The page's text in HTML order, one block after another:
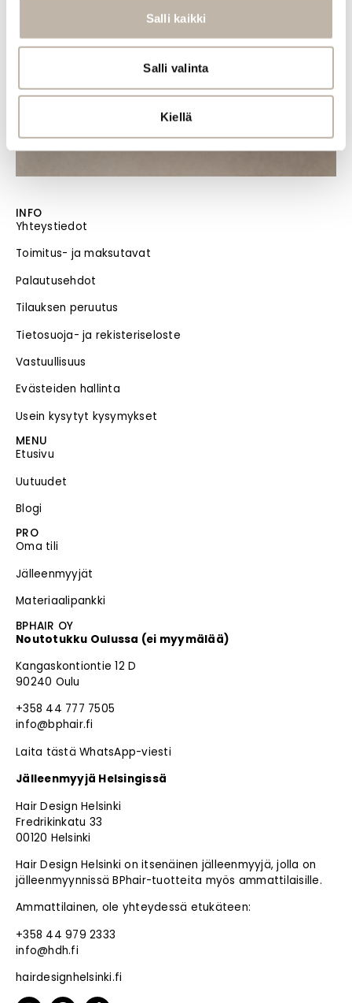
Salli kaikki
Salli valinta
Kiellä
INFO
Yhteystiedot
Toimitus- ja maksutavat
Palautusehdot
Tilauksen peruutus
Tietosuoja- ja rekisteriseloste
Vastuullisuus
Evästeiden hallinta
Usein kysytyt kysymykset
MENU
Etusivu
Uutuudet
Blogi
PRO
Oma tili
Jälleenmyyjät
Materiaalipankki
BPHAIR OY
Noutotukku Oulussa (ei myymälää)
Kangaskontiontie 12 D
90240 Oulu
+358 44 777 7505
info@bphair.fi
Laita tästä WhatsApp-viesti
Jälleenmyyjä Helsingissä
Hair Design Helsinki
Fredrikinkatu 33
00120 Helsinki
Hair Design Helsinki on itsenäinen jälleenmyyjä, jolla on
jälleenmyynnissä BPhair-tuotteita myös ammattilaisille.
Ammattilainen, ole yhteydessä etukäteen:
+358 44 979 2333
info@hdh.fi
hairdesignhelsinki.fi